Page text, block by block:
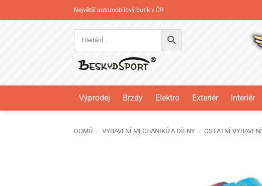
na
Největší automobilový butik v ČR
Výprodej Brzdy Elektro Exteriér Interiér
DOMŮ / VYBAVENÍ MECHANIKŮ A DÍLNY / OSTATNÍ VYBAVENÍ